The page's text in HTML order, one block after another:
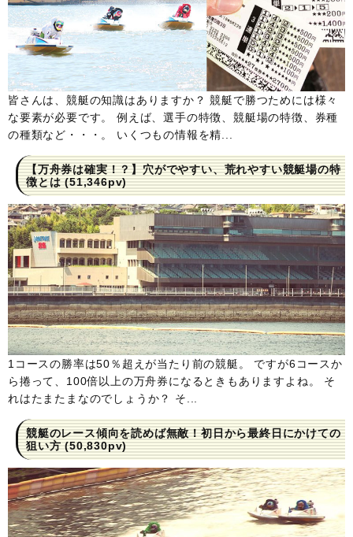
皆さんは、競艇の知識はありますか？ 競艇で勝つためには様々
な要素が必要です。 例えば、選手の特徴、競艇場の特徴、券種
の種類など・・・。 いくつもの情報を精...
【万舟券は確実！？】穴がでやすい、荒れやすい競艇場の特
徴とは(51,346pv)
1コースの勝率は50％超えが当たり前の競艇。 ですが6コースか
ら捲って、100倍以上の万舟券になるときもありますよね。 そ
れはたまたまなのでしょうか？ そ...
競艇のレース傾向を読めば無敵！初日から最終日にかけての
狙い方(50,830pv)